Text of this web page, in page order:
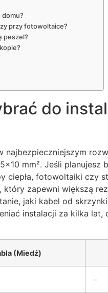
domu?
przy fotowoltaice?
peszel?
do
najbezpieczniejszym
mm². Jeśli planujesz
ciepła, fotowoltaiki czy
zapewni większą
jaki kabel od
instalacji za kilka
(Miedź)
–